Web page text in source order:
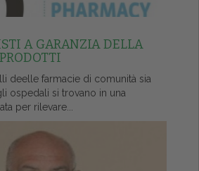
A GARANZIA DELLA
deelle farmacie di comunità sia
ospedali si trovano in una
per rilevare...